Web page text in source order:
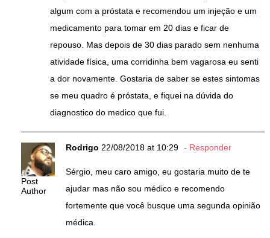
algum com a próstata e recomendou um injeção e um
medicamento para tomar em 20 dias e ficar de
repouso. Mas depois de 30 dias parado sem nenhuma
atividade física, uma corridinha bem vagarosa eu senti
a dor novamente. Gostaria de saber se estes sintomas
se meu quadro é próstata, e fiquei na dúvida do
diagnostico do medico que fui.
Post
Author
Rodrigo 22/08/2018 at 10:29 Responder
Sérgio, meu caro amigo, eu gostaria muito de te
ajudar mas não sou médico e recomendo
fortemente que você busque uma segunda opinião
médica.